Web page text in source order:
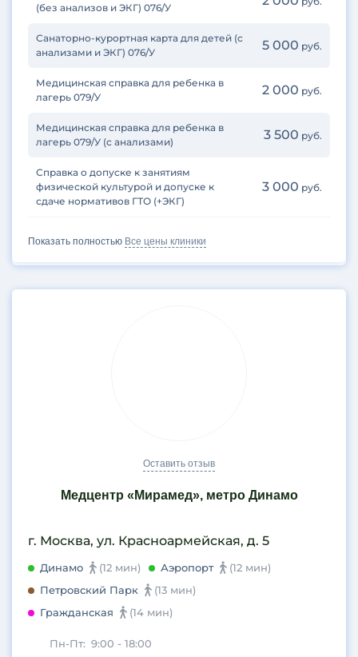
(без анализов и ЭКГ) 076/У
Санаторно-курортная карта для детей (с
анализами и ЭКГ) 076/У
5 000 руб.
Медицинская справка для ребенка в
лагерь 079/У
2 000 руб.
Медицинская справка для ребенка в
лагерь 079/У (с анализами)
3 500 руб.
Справка о допуске к занятиям
физической культурой и допуске к
сдаче нормативов ГТО (+ЭКГ)
3 000 руб.
Показать полностью Все цены клиники
Оставить отзыв
Медцентр «Мирамед», метро Динамо
г. Москва, ул. Красноармейская, д. 5
Динамо (12 мин) Аэропорт
(12 мин)
Петровский Парк
(13 мин)
Гражданская
(14 мин)
Пн-Пт: 9:00 - 18:00